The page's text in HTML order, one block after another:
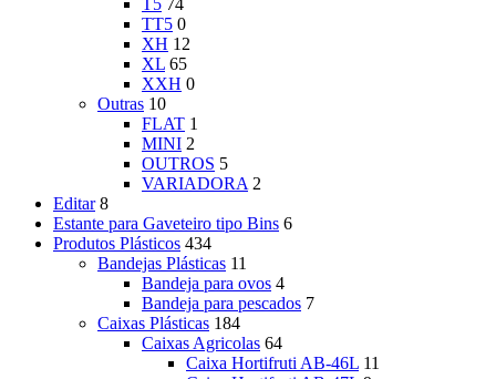
T5 74
TT5 0
XH 12
XL 65
XXH 0
Outras 10
FLAT 1
MINI 2
OUTROS 5
VARIADORA 2
Editar 8
Estante para Gaveteiro tipo Bins 6
Produtos Plásticos 434
Bandejas Plásticas 11
Bandeja para ovos 4
Bandeja para pescados 7
Caixas Plásticas 184
Caixas Agricolas 64
Caixa Hortifruti AB-46L 11